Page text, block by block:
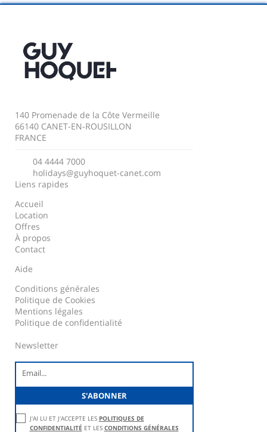
140 Promenade de la Côte Vermeille
66140 CANET-EN-ROUSILLON
FRANCE
04 4444 7000
holidays@guyhoquet-canet.com
Liens rapides
Accueil
Location
Offres
À propos
Contact
Aide
Conditions générales
Politique de Cookies
Mentions légales
Politique de confidentialité
Newsletter
J'AI LU ET J'ACCEPTE LES POLITIQUES DE
CONFIDENTIALITÉ ET LES CONDITIONS GÉNÉRALES